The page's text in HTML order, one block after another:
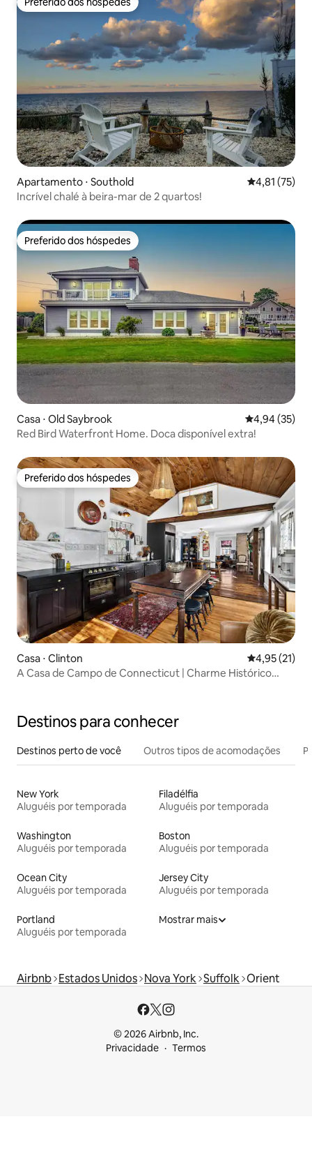
Preferido dos hóspedes
Apartamento ⋅ Southold 4,81 de uma
4,81 (75)
Incrível chalé à beira-mar de 2 quartos!
Preferido dos hóspedes
Preferido dos hóspedes
Casa ⋅ Old Saybrook 4,94 de uma
4,94 (35)
Red Bird Waterfront Home. Doca disponível extra!
Preferido dos hóspedes
Preferido dos hóspedes
Casa ⋅ Clinton 4,95 de uma
4,95 (21)
A Casa de Campo de Connecticut | Charme Histórico
Destinos para conhecer
Destinos perto de você Outros tipos de acomodações
New York
Aluguéis por temporada
Filadélfia
Aluguéis por temporada
Washington
Aluguéis por temporada
Boston
Aluguéis por temporada
Ocean City
Aluguéis por temporada
Jersey City
Aluguéis por temporada
Portland
Aluguéis por temporada
Mostrar mais
Airbnb Estados Unidos Nova York Suffolk Orient
© 2026 Airbnb, Inc.
Privacidade
Termos